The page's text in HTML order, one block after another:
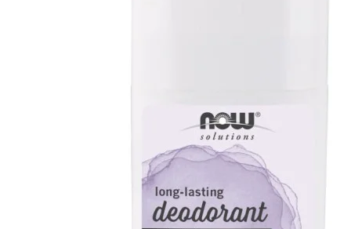
Sănătate generală
Controlul glicemiei